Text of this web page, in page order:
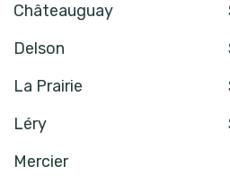
Châteauguay
Delson
La Prairie
Léry
Mercier